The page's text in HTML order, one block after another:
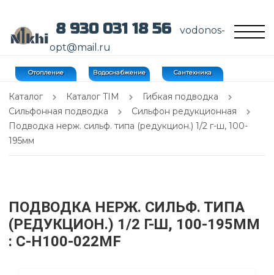
8 930 031 18 56
vodonos-
opt@mail.ru
Отопление Водоснабжение Сантехника
Каталог Каталог TIM
Гибкая подводка
Сильфонная подводка
Сильфон редукционная
Подводка нерж. сильф. типа (редукцион.) 1/2 г-ш, 100-
195мм
ПОДВОДКА НЕРЖ. СИЛЬФ. ТИПА
(РЕДУКЦИОН.) 1/2 Г-Ш, 100-195ММ
: C-H100-022MF